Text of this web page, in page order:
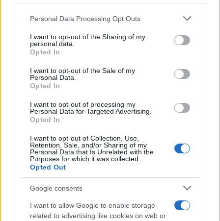
Please note that this website/app uses one or more Google
not limited to your visit or usage behaviour. You may click to
grant or deny consent to Google and its third-party tags to
use your data for below specified purposes in below Google
consent section.
Personal Data Processing Opt Outs
I want to opt-out of the Sharing of my
personal data.
Opted In
I want to opt-out of the Sale of my
Personal Data.
Opted In
I want to opt-out of processing my
Personal Data for Targeted Advertising.
Opted In
I want to opt-out of Collection, Use,
Retention, Sale, and/or Sharing of my
Personal Data that Is Unrelated with the
Purposes for which it was collected.
Opted Out
Google consents
I want to allow Google to enable storage
related to advertising like cookies on web or
Proteggere gli uccelli dai botti: ambiente,
luce e abitudini
ambiente più silenzioso, luce gestita con criterio e routine
rassicuranti.
UCCELLI